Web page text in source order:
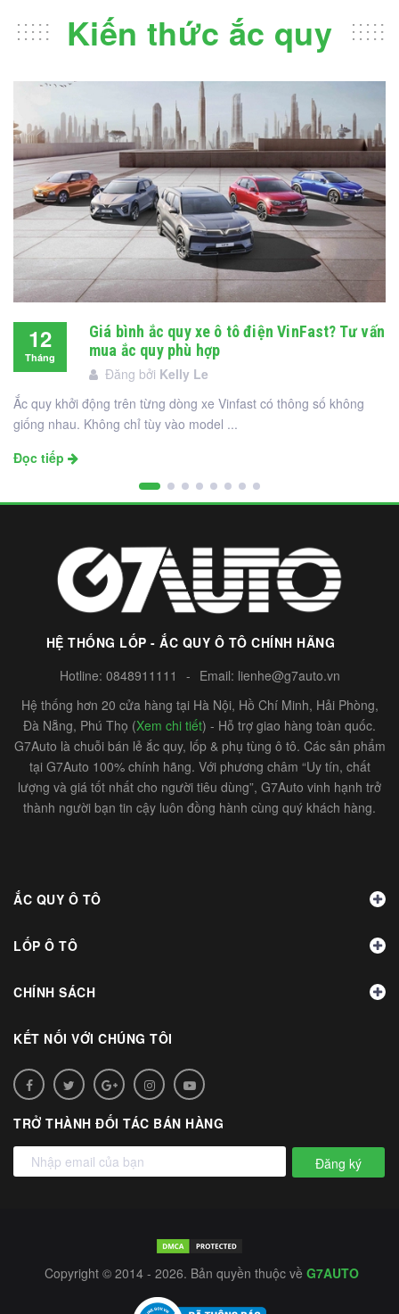
Kiến thức ắc quy
12
Tháng
Giá bình ắc quy xe ô tô điện VinFast? Tư vấn
mua ắc quy phù hợp
Đăng bởi Kelly Le
Ắc quy khởi động trên từng dòng xe Vinfast có thông số không
giống nhau. Không chỉ tùy vào model ...
Đọc tiếp
HỆ THỐNG LỐP - ẮC QUY Ô TÔ CHÍNH HÃNG
Hotline: 0848911111 - Email: lienhe@g7auto.vn
Hệ thống hơn 20 cửa hàng tại Hà Nội, Hồ Chí Minh, Hải Phòng,
Đà Nẵng, Phú Thọ (Xem chi tiết) - Hỗ trợ giao hàng toàn quốc.
G7Auto là chuỗi bán lẻ ắc quy, lốp & phụ tùng ô tô. Các sản phẩm
tại G7Auto 100% chính hãng. Với phương châm “Uy tín, chất
lượng và giá tốt nhất cho người tiêu dùng”, G7Auto vinh hạnh trở
thành người bạn tin cậy luôn đồng hành cùng quý khách hàng.
ẮC QUY Ô TÔ
LỐP Ô TÔ
CHÍNH SÁCH
KẾT NỐI VỚI CHÚNG TÔI
TRỞ THÀNH ĐỐI TÁC BÁN HÀNG
Đăng ký
Copyright © 2014 - 2026. Bản quyền thuộc về G7AUTO